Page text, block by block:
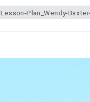
Lesson-Plan_Wendy-